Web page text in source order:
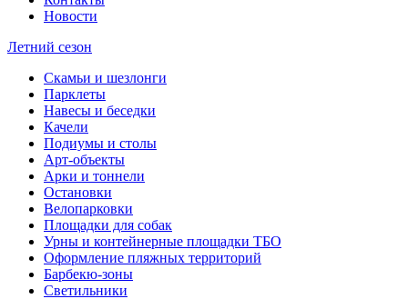
Новости
Летний сезон
Скамьи и шезлонги
Парклеты
Навесы и беседки
Качели
Подиумы и столы
Арт-объекты
Арки и тоннели
Остановки
Велопарковки
Площадки для собак
Урны и контейнерные площадки ТБО
Оформление пляжных территорий
Барбекю-зоны
Светильники